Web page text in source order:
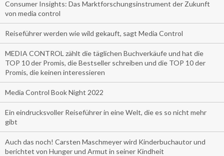
Consumer Insights: Das Marktforschungsinstrument der Zukunft
von media control
Reiseführer werden wie wild gekauft, sagt Media Control
MEDIA CONTROL zählt die täglichen Buchverkäufe und hat die
TOP 10 der Promis, die Bestseller schreiben und die TOP 10 der
Promis, die keinen interessieren
Media Control Book Night 2022
Ein eindrucksvoller Reiseführer in eine Welt, die es so nicht mehr
gibt
Auch das noch! Carsten Maschmeyer wird Kinderbuchautor und
berichtet von Hunger und Armut in seiner Kindheit